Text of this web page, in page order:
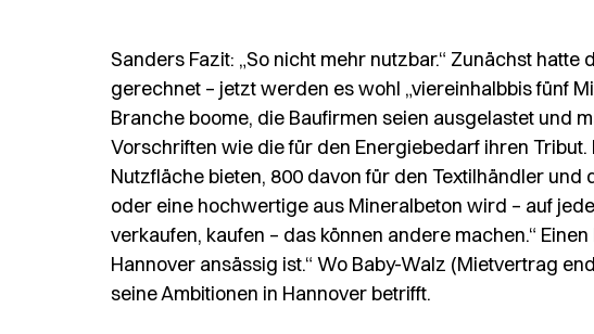
Sanders Fazit: „So nicht mehr nutzbar.“ Zunächst
gerechnet – jetzt werden es wohl „viereinhalbbis fünf
Branche boome, die Baufirmen seien ausgelastet und
Vorschriften wie die für den Energiebedarf ihren
Nutzfläche bieten, 800 davon für den Textilhändler
oder eine hochwertige aus Mineralbeton wird – auf
verkaufen, kaufen – das können andere machen.“
Hannover ansässig ist.“ Wo Baby-Walz (Mietvertrag
seine Ambitionen in Hannover betrifft.